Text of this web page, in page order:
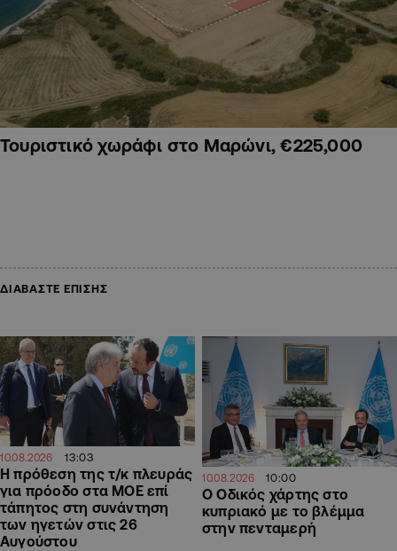
Τουριστικό χωράφι στο Μαρώνι, €225,000
ΔΙΑΒΑΣΤΕ ΕΠΙΣΗΣ
10.08.2026 13:03
Η πρόθεση της τ/κ πλευράς
για πρόοδο στα ΜΟΕ επί
τάπητος στη συνάντηση
των ηγετών στις 26
Αυγούστου
10.08.2026 10:00
Ο Οδικός χάρτης στο
κυπριακό με το βλέμμα
στην πενταμερή